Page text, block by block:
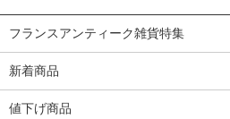
フランスアンティーク雑貨特集
新着商品
値下げ商品